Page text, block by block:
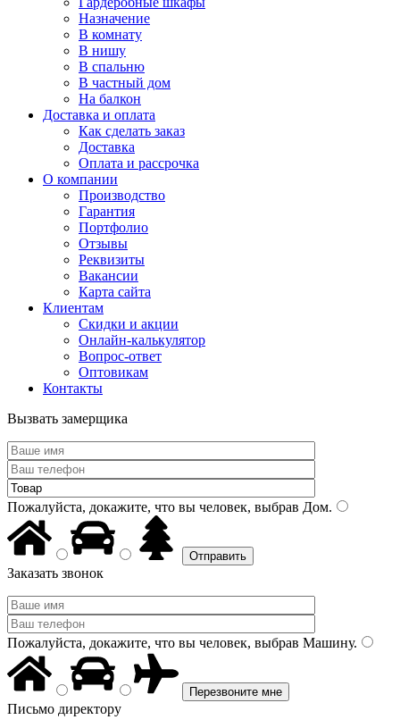
Назначение
В комнату
В нишу
В спальню
В частный дом
На балкон
Доставка и оплата
Как сделать заказ
Доставка
Оплата и рассрочка
О компании
Производство
Гарантия
Портфолио
Отзывы
Реквизиты
Вакансии
Карта сайта
Клиентам
Скидки и акции
Онлайн-калькулятор
Вопрос-ответ
Оптовикам
Контакты
Вызвать замерщика
Пожалуйста, докажите, что вы человек, выбрав Дом.
Заказать звонок
Пожалуйста, докажите, что вы человек, выбрав Машину.
Письмо директору